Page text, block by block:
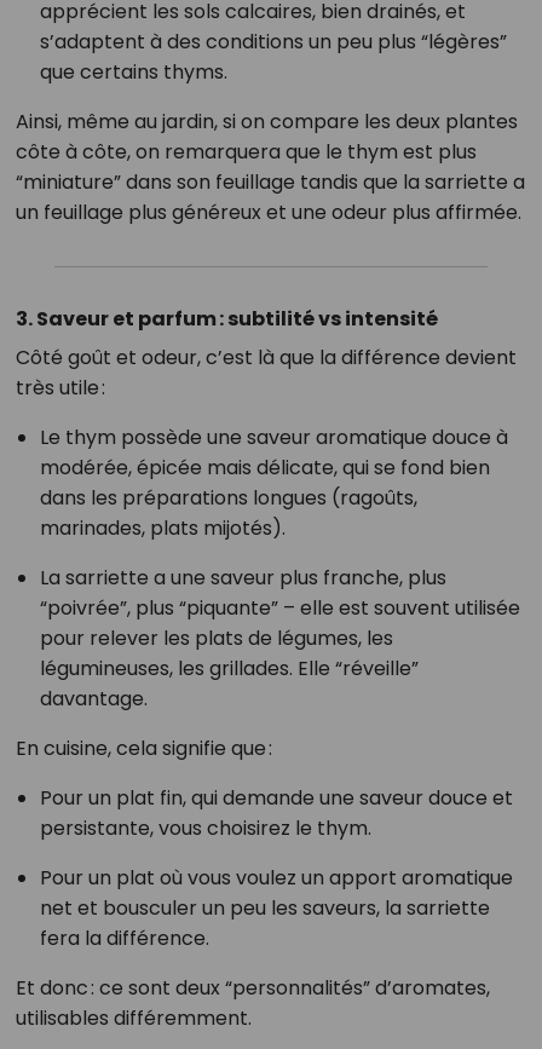
apprécient les sols calcaires, bien drainés, et
s’adaptent à des conditions un peu plus “légères”
que certains thyms.
Ainsi, même au jardin, si on compare les deux plantes
côte à côte, on remarquera que le thym est plus
“miniature” dans son feuillage tandis que la sarriette a
un feuillage plus généreux et une odeur plus affirmée.
3. Saveur et parfum : subtilité vs intensité
Côté goût et odeur, c’est là que la différence devient
très utile :
Le thym possède une saveur aromatique douce à
modérée, épicée mais délicate, qui se fond bien
dans les préparations longues (ragoûts,
marinades, plats mijotés).
La sarriette a une saveur plus franche, plus
“poivrée”, plus “piquante” – elle est souvent utilisée
pour relever les plats de légumes, les
légumineuses, les grillades. Elle “réveille”
davantage.
En cuisine, cela signifie que :
Pour un plat fin, qui demande une saveur douce et
persistante, vous choisirez le thym.
Pour un plat où vous voulez un apport aromatique
net et bousculer un peu les saveurs, la sarriette
fera la différence.
Et donc : ce sont deux “personnalités” d’aromates,
utilisables différemment.